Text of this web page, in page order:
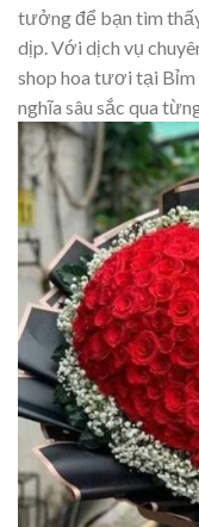
tưởng để bạn tìm
dịp. Với dịch vụ
shop hoa tươi tại Bỉm
nghĩa sâu sắc qua